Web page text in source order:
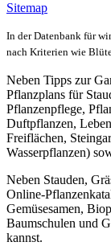
Sitemap
In der Datenbank für
nach Kriterien wie
Neben Tipps zur
Pflanzplans für
Pflanzenpflege,
Duftpflanzen,
Freiflächen,
Wasserpflanzen)
Neben Stauden,
Online-
Gemüsesamen,
Baumschulen und
kannst.